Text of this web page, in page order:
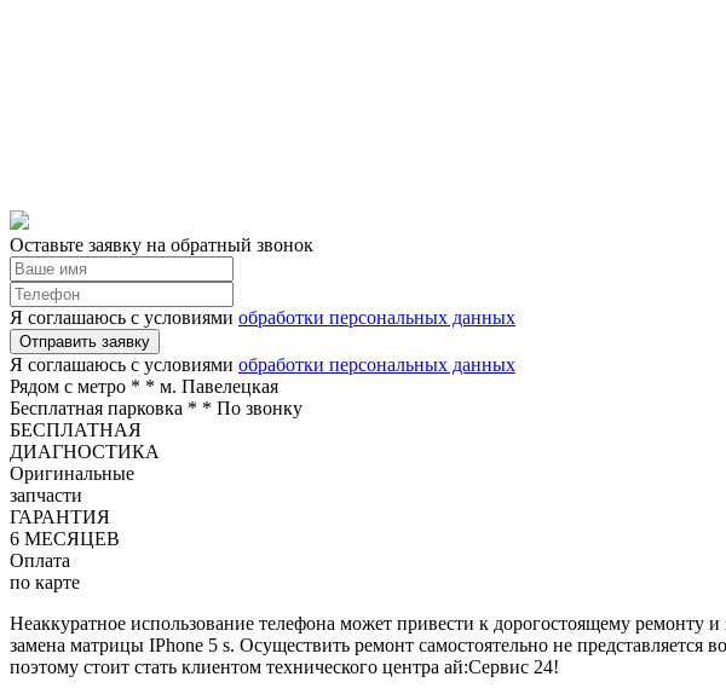
Оставьте заявку на обратный звонок
Я соглашаюсь с условиями обработки персональных данных
Отправить заявку
Я соглашаюсь с условиями обработки персональных данных
Рядом с метро * * м. Павелецкая
Бесплатная парковка * * По звонку
БЕСПЛАТНАЯ
ДИАГНОСТИКА
Оригинальные
запчасти
ГАРАНТИЯ
6 МЕСЯЦЕВ
Оплата
по карте
Неаккуратное использование телефона может привести к дорогостоящему ремонту
замена матрицы IPhone 5 s. Осуществить ремонт самостоятельно не
поэтому стоит стать клиентом технического центра ай:Сервис 24!